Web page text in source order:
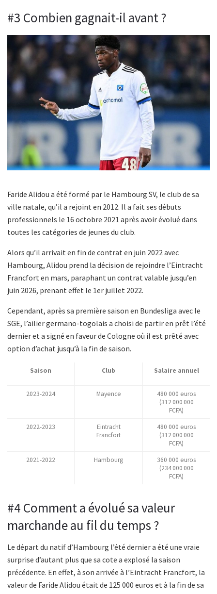
#3 Combien gagnait-il avant ?
Faride Alidou a été formé par le Hambourg SV, le club de sa
ville natale, qu’il a rejoint en 2012. Il a fait ses débuts
professionnels le 16 octobre 2021 après avoir évolué dans
toutes les catégories de jeunes du club.
Alors qu’il arrivait en fin de contrat en juin 2022 avec
Hambourg, Alidou prend la décision de rejoindre l’Eintracht
Francfort en mars, paraphant un contrat valable jusqu’en
juin 2026, prenant effet le 1er juillet 2022.
Cependant, après sa première saison en Bundesliga avec le
SGE, l’ailier germano-togolais a choisi de partir en prêt l’été
dernier et a signé en faveur de Cologne où il est prêté avec
option d’achat jusqu’à la fin de saison.
Saison Club Salaire annuel
2023-2024 Mayence
480 000 euros
(312 000 000
FCFA)
2022-2023
Eintracht
Francfort
480 000 euros
(312 000 000
FCFA)
2021-2022
Hambourg
360 000 euros
(234 000 000
FCFA)
#4 Comment a évolué sa valeur
marchande au fil du temps ?
Le départ du natif d’Hambourg l’été dernier a été une vraie
surprise d’autant plus que sa cote a explosé la saison
précédente. En effet, à son arrivée à l’Eintracht Francfort, la
valeur de Faride Alidou était de 125 000 euros et à la fin de sa